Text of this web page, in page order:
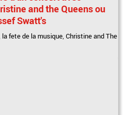
and the Queens ou
Swatt's
la fete de la musique,Christine and The